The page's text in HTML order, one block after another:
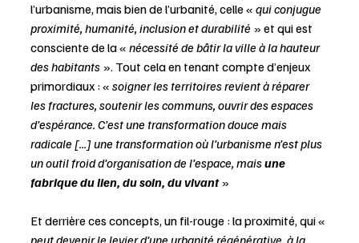
l’urbanisme, mais bien de l’urbanité, celle « qui conjugue
proximité, humanité, inclusion et durabilité » et qui est
consciente de la « nécessité de bâtir la ville à la hauteur
des habitants ». Tout cela en tenant compte d’enjeux
primordiaux : « soigner les territoires revient à réparer
les fractures, soutenir les communs, ouvrir des espaces
d’espérance. C’est une transformation douce mais
radicale [...] une transformation où l’urbanisme n’est plus
un outil froid d’organisation de l’espace, mais une
fabrique du lien, du soin, du vivant »
Et derrière ces concepts, un fil-rouge : la proximité, qui «